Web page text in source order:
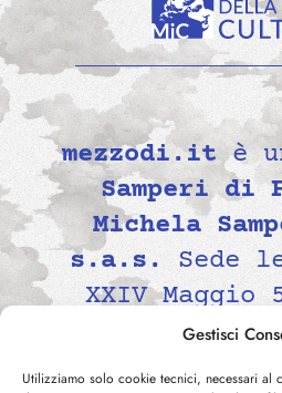
Gestisci
Utilizziamo solo cookie tecnici, necessari al
mezzodi.it è
Samperi di
Michela
s.a.s.
Sede
XXIV Maggio
Messina,